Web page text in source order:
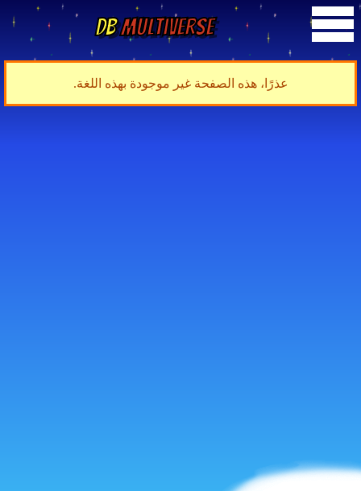
DBMultiverse
عذرًا، هذه الصفحة غير موجودة بهذه اللغة.